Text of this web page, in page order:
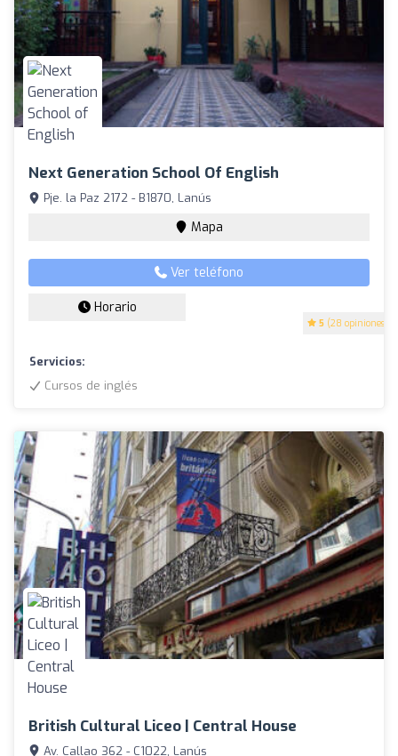
Next Generation School Of English
5 (28 opiniones)
Pje. la Paz 2172 - B1870, Lanús
Mapa
Ver teléfono
Horario
Servicios:
Cursos de inglés
British Cultural Liceo | Central House
Av. Callao 362 - C1022, Lanús